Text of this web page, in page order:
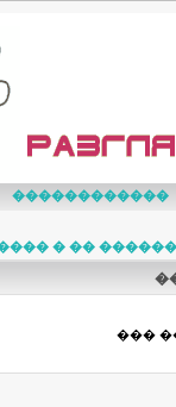
������������
� ��
���